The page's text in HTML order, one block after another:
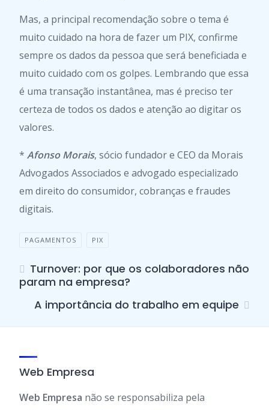
Mas, a principal recomendação sobre o tema é
muito cuidado na hora de fazer um PIX, confirme
sempre os dados da pessoa que será beneficiada e
muito cuidado com os golpes. Lembrando que essa
é uma transação instantânea, mas é preciso ter
certeza de todos os dados e atenção ao digitar os
valores.
* Afonso Morais, sócio fundador e CEO da Morais
Advogados Associados e advogado especializado
em direito do consumidor, cobranças e fraudes
digitais.
PAGAMENTOS PIX
Turnover: por que os colaboradores não
param na empresa?
A importância do trabalho em equipe
Web Empresa
Web Empresa não se responsabiliza pela